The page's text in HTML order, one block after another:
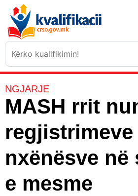
NGJARJE
MASH rrit
regjistrimeve
nxënësve në
e mesme